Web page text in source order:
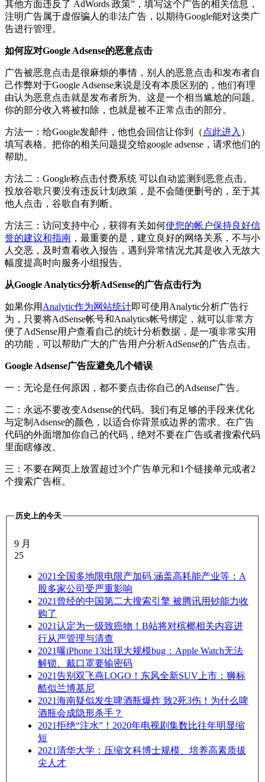
其他方面违反了 AdWords 政策”，填写这个广告的相关信息，
注明广告属于虚假骗人的非法广告，以期待Google能对这类广
告进行管理。
如何应对Google Adsense的恶意点击
广告被恶意点击是很麻烦的事情，别人的恶意点击和发布者自
己作弊对于Google Adsense来说是没有本质区别的，他们有理
由认为恶意点击就是发布者所为。这是一个相当尴尬的问题。
你的部分收入将被扣除，也就是被不正常点击的部分。
方法一：给Google发邮件，他也会回信让你到（ 点此进入 ）
填写表格。把你的相关问题提交给google adsense，请求他们的
帮助。
方法二：Google称点击付费系统 可以自动监测到恶意点击。
投放谷歌只要没有违反计划政策，是不会随便删号的，至于其
他人点击，谷歌自有判断。
方法三：访问支持中心，获得有关如何使您的帐户保持良好信
誉的建议和指南 ，最重要的是，建立良好的网络关系，不与小
人交恶，及时查看收入报告，遇到异常情况尤其是收入无故大
幅度提高时向服务小组报告。
从Google Analytics分析AdSense的广告点击行为
如果你用 Analytic作为网站统计即可使用Analytic分析广告行
为，只要将AdSense帐号和Analytics帐号绑定，就可以非常方
便了AdSense用户查看自己的统计分析数据，是一项非常实用
的功能，可以帮助广大的广告用户分析AdSense的广告点击。
Google Adsense广告应避免几个错误
一：无论是任何原因，都不要点击你自己的Adsense广告。
二：永远不要改变Adsense的代码。我们有足够的手段来优化
与定制Adsense的颜色，以适合你背景或边界的需求。在广告
代码的外面增加你自己的代码，绝对不要在广告或者搜索代码
里面瞎修改。
三：不要在网页上放置超过3个广告单元和1个链接单元或者2
个搜索广告框。
历史上的今天
9 月
25
2021全国多地限电限产加码 涵盖高耗能产业等：A
股多家公司受严重影响
2021 曾经的中国第二大搜索引擎 被腾讯用钞能力收
购了
2021认定为一级致癌物！B站将对槟榔相关内容进
行从严管理与清查
2021曝iPhone 13出现大规模bug：Apple Watch无法
解锁、戴口罩要输密码
2021告别双飞燕LOGO！东风全新SUV上市：狮标
酷似兰博基尼
2021海南疑似发生啤酒瓶爆炸 致2死3伤！为什么啤
酒瓶会成隐形杀手？
2021拒绝“注水”！2020年电视剧集数比往年明显缩
短
2021清华大学：压缩文科博士规模、培养高素质拔
尖人才